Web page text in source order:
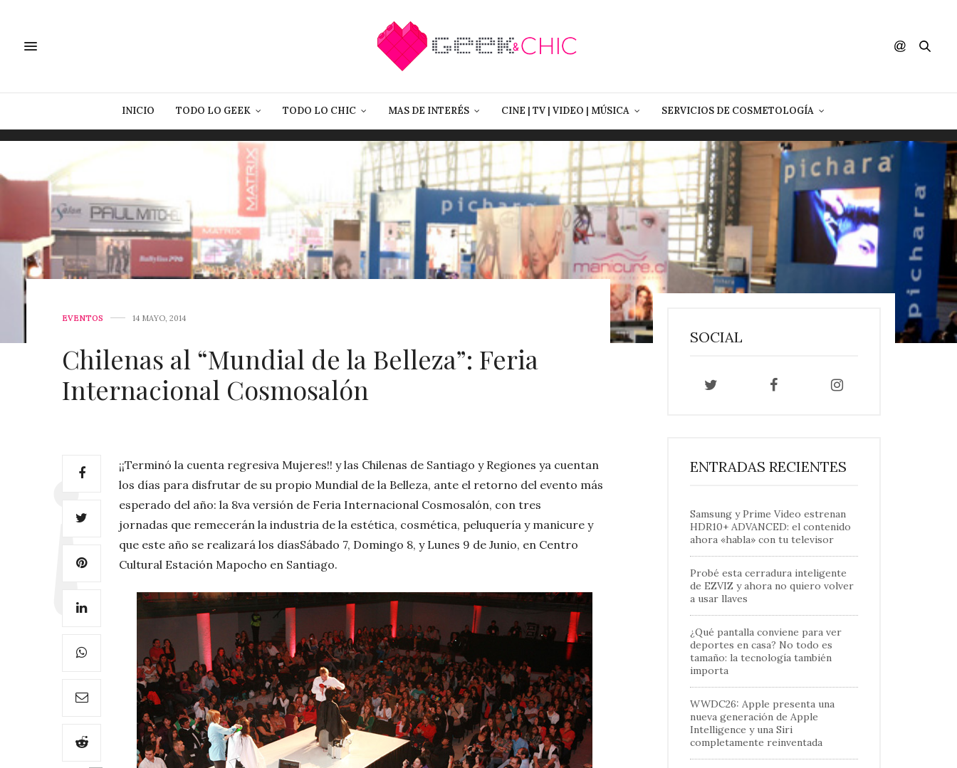
INICIO TODO LO GEEK TODO LO CHIC MAS DE INTERÉS CINE | TV | VIDEO | MÚSICA SERVICIOS DE COSMETOLOGÍA
EVENTOS 14 MAYO, 2014
Chilenas al “Mundial de la Belleza”: Feria
Internacional Cosmosalón
¡¡Terminó la cuenta regresiva Mujeres!! y las Chilenas de Santiago y Regiones ya cuentan
los días para disfrutar de su propio Mundial de la Belleza, ante el retorno del evento más
esperado del año: la 8va versión de Feria Internacional Cosmosalón, con tres
jornadas que remecerán la industria de la estética, cosmética, peluquería y manicure y
que este año se realizará los díasSábado 7, Domingo 8, y Lunes 9 de Junio, en Centro
Cultural Estación Mapocho en Santiago.
SOCIAL
ENTRADAS RECIENTES
Samsung y Prime Video estrenan
HDR10+ ADVANCED: el contenido
ahora «habla» con tu televisor
Probé esta cerradura inteligente
de EZVIZ y ahora no quiero volver
a usar llaves
¿Qué pantalla conviene para ver
deportes en casa? No todo es
tamaño: la tecnología también
importa
WWDC26: Apple presenta una
nueva generación de Apple
Intelligence y una Siri
completamente reinventada